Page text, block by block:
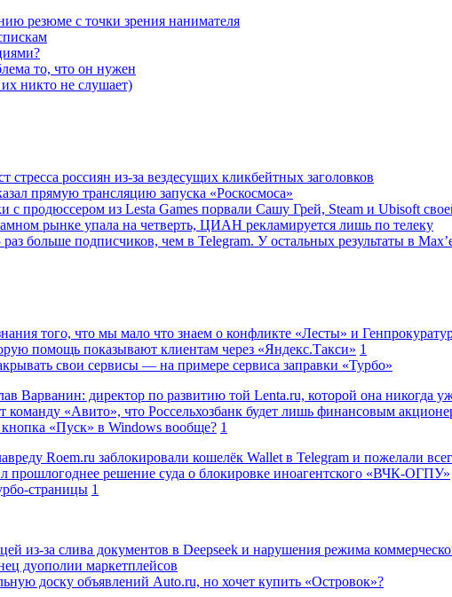
резюме с точки зрения нанимателя
то, что он нужен
никто не слушает)
россиян из-за вездесущих кликбейтных заголовков
прямую трансляцию запуска «Роскосмоса»
с продюссером из Lesta Games порвали Сашу Грей, Steam и Ubisoft
рынке упала на четверть, ЦИАН рекламируется лишь по телеку
больше подписчиков, чем в Telegram. У остальных результаты в
того, что мы мало что знаем о конфликте «Лесты» и
помощь показывают клиентам через «Яндекс.Такси» 1
свои сервисы — на примере сервиса заправки «Турбо»
Варванин: директор по развитию той Lenta.ru, которой она никогда
команду «Авито», что Россельхозбанк будет лишь финансовым
«Пуск» в Windows вообще? 1
Roem.ru заблокировали кошелёк Wallet в Telegram и пожелали
прошлогоднее решение суда о блокировке иноагентского «ВЧК-ОГПУ»
страницы 1
из-за слива документов в Deepseek и нарушения режима
дуополии маркетплейсов
доску объявлений Auto.ru, но хочет купить «Островок»?